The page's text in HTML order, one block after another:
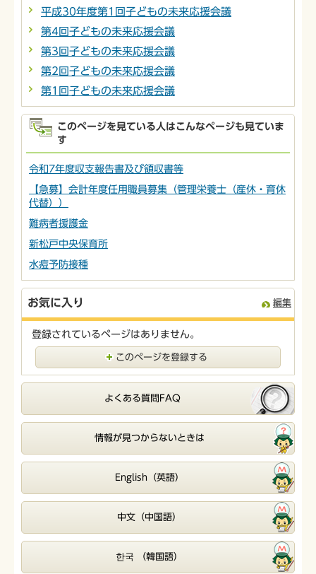
平成30年度第1回子どもの未来応援会議
第4回子どもの未来応援会議
第3回子どもの未来応援会議
第2回子どもの未来応援会議
第1回子どもの未来応援会議
このページを見ている人はこんなページも見ていま
す
令和7年度収支報告書及び領収書等
【急募】会計年度任用職員募集（管理栄養士（産休・育休
代替））
難病者援護金
新松戸中央保育所
水痘予防接種
お気に入り 編集
登録されているページはありません。
このページを登録する
よくある質問FAQ
情報が見つからないときは
English（英語）
中文（中国語）
한국 （韓国語）